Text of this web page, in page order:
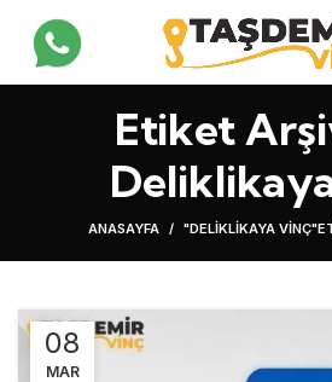
Etiket
ANASAYFA "DELIKLIKAYA
08
MAR